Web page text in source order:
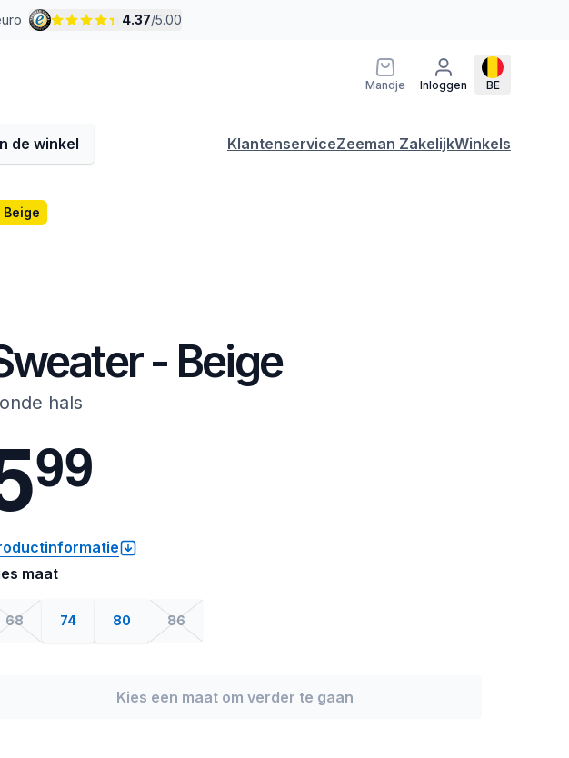
4.37/5.00
Mandje Inloggen BE
de winkel KlantenserviceZeeman ZakelijkWinkels
- Beige
hals
99
maat
68 74 80 86
Kies een maat om verder te gaan